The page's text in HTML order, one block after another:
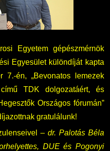
Egyetem gépészmérnök
Egyesület különdíját kapta
7.-én, „Bevonatos lemezek
TDK dolgozatáért, és
Országos fórumán”
gratulálunk!
– dr. Palotás Béla
DUE és Pogonyi